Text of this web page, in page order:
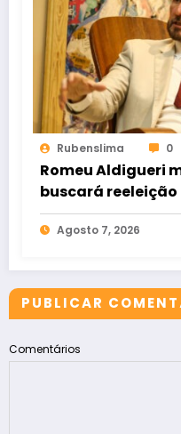
Rubenslima 0
Romeu Aldigueri
buscará reeleição
Agosto 7, 2026
PUBLICAR
Comentários